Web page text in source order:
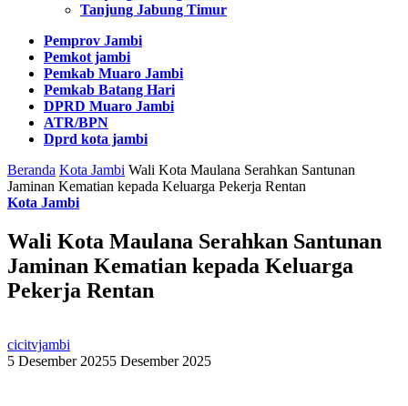
Tanjung Jabung Timur
Pemprov Jambi
Pemkot jambi
Pemkab Muaro Jambi
Pemkab Batang Hari
DPRD Muaro Jambi
ATR/BPN
Dprd kota jambi
Beranda Kota Jambi Wali Kota Maulana Serahkan Santunan
Jaminan Kematian kepada Keluarga Pekerja Rentan
Kota Jambi
Wali Kota Maulana Serahkan Santunan
Jaminan Kematian kepada Keluarga
Pekerja Rentan
cicitvjambi
5 Desember 20255 Desember 2025